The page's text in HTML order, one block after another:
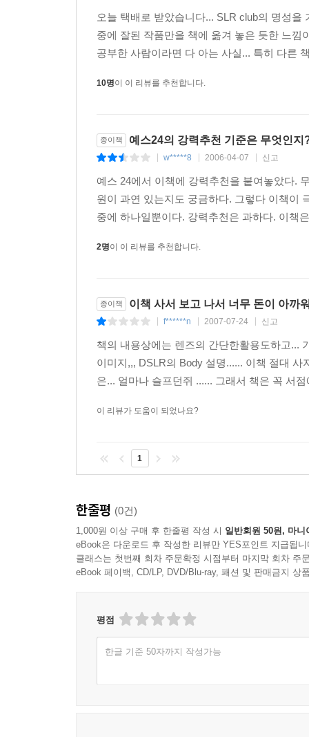
1. 광각렌즈로 인물촬영(로우앵글편)
2. 광각렌즈로 인물촬영(하이앵글편)
Chapter 4 웨딩 촬영 노하우
1. 웨딩 촬영, 어떻게 찍을까?
2. 웨딩 촬영 따라하기
2.1. 신부대기실
2.2 결혼식 로비 전경
2.3 결혼식의 시작
2.4 결혼식의 중반
2.6 기념사진 촬영 및 폐백 촬영
02 Color Management System
1. 디지털 컬러 관리, 어렵지 않습니다.
1.1. 컬러 관리의 필요성
1.2. CIE 표준의 정립
1.3. 색상관리시스템(CMS, Color Management
1.5. 색상 영역 (Color Gamut)
1.7. 색상 프로파일
1.8. 작업 중 색상 관리
2.1. 실내 조명 367
2.2. 모니터 선택하기 369
3. 모니터 디스플레이의 캘리브레이션 (색상 교정)
3.1. 기본적인 컨트라스트 및 브라이트니스 셋팅 방
3.2. CRT 모니터의 캘리브레이션 절차 374
3.4. 휘도(Luminance)는 어떤 값으로 맞춰야 할까?
4. 프린터 출력장치의 색상 관리 (캘리브레이션 혹
4.1. 프린터 제조사에서 제공하는 프로파일
4.3. 커스텀 프로파일링 서비스의 이용
오늘 택배로 받았습니다... SLR club의 명성
중에 잘된 작품만을 책에 옮겨 놓은 듯한 느
공부한 사람이라면 다 아는 사실... 특히 다른
10명이 이 리뷰를 추천합니다.
종이책 예스24의 강력추천 기준은 무엇인지
w*****8 2006-04-07 신고
예스 24에서 이책에 강력추천을 붙여놓았다.
원이 과연 있는지도 궁금하다. 그렇다 이책이
중에 하나일뿐이다. 강력추천은 과하다. 이책
2명이 이 리뷰를 추천합니다.
종이책 이책 사서 보고 나서 너무 돈이 아까
f******n 2007-07-24 신고
책의 내용상에는 렌즈의 간단한활용도하고...
이미지,,, DSLR의 Body 설명...... 이책 절대
은... 얼마나 슬프던쥐 ...... 그래서 책은 꼭 서
이 리뷰가 도움이 되었나요?
1
한줄평 (0건)
1,000원 이상 구매 후 한줄평 작성 시 일반회원 50원, 마니
eBook은 다운로드 후 작성한 리뷰만 YES포인트 지급됩니
클래스는 첫번째 회차 주문확정 시점부터 마지막 회차 주
eBook 페이백, CD/LP, DVD/Blu-ray, 패션 및 판매금지 상
평점
한글 기준 50자까지 작성가능